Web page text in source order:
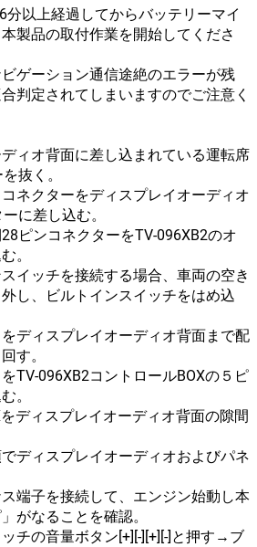
分以上経過してからバッテリーマイ
製品の取付作業を開始してくださ
ゲーション通信途絶のエラーが残
判定されてしまいますのでご注意く
ィオ背面に差し込まれている運転席
抜く。
ネクターをディスプレイオーディオ
に差し込む。
ピンコネクターをTV-096XB2のオ
。
イッチを接続する場合、車両の空き
し、ビルトインスイッチをはめ込
ディスプレイオーディオ背面まで配
す。
TV-096XB2コントロールBOXの５ピ
。
ディスプレイオーディオ背面の隙間
ディスプレイオーディオおよびパネ
端子を接続して、エンジン始動し本
がなることを確認。
の音量ボタン[+][-][+][-]と押す→ブ